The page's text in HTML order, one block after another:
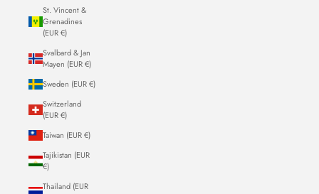
St. Vincent &
Grenadines
(EUR €)
Svalbard & Jan
Mayen (EUR €)
Sweden (EUR €)
Switzerland
(EUR €)
Taiwan (EUR €)
Tajikistan (EUR
€)
Thailand (EUR